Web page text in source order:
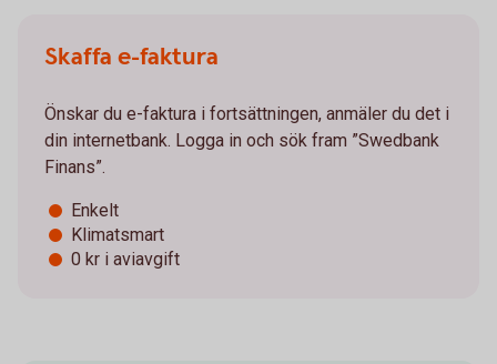
Skaffa e-faktura
Önskar du e-faktura i fortsättningen, anmäler du det i
din internetbank. Logga in och sök fram ”Swedbank
Finans”.
Enkelt
Klimatsmart
0 kr i aviavgift